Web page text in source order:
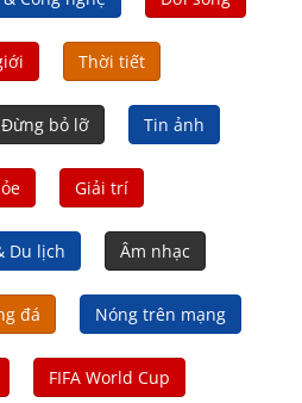
Thời tiết
Đừng bỏ lỡ Tin ảnh
Giải trí
Du lịch Âm nhạc
đá Nóng trên mạng
FIFA World Cup